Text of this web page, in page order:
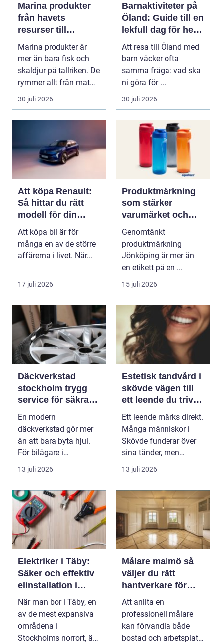
Marina produkter
från havets
resurser till
hållbara
upplevelser
Marina produkter är
mer än bara fisk och
skaldjur på tallriken. De
rymmer allt från mat
och hälsa ti...
30 juli 2026
Barnaktiviteter på
Öland: Guide till en
lekfull dag för hela
familjen
Att resa till Öland med
barn väcker ofta
samma fråga: vad ska
ni göra för ...
30 juli 2026
Att köpa Renault:
Så hittar du rätt
modell för din
vardag
Att köpa bil är för
många en av de större
affärerna i livet. När...
17 juli 2026
Produktmärkning
som stärker
varumärket och
förenklar vardagen
Genomtänkt
produktmärkning
Jönköping är mer än
en etikett på en ...
15 juli 2026
Däckverkstad
stockholm trygg
service för säkra
mil året runt
En modern
däckverkstad gör mer
än att bara byta hjul.
För bilägare i
Stockholm handlar
valet av däck...
13 juli 2026
Estetisk tandvård i
skövde vägen till
ett leende du trivs
med
Ett leende märks direkt.
Många människor i
Skövde funderar över
sina tänder, men
skjuter upp att gör...
13 juli 2026
Elektriker i Täby:
Säker och effektiv
elinstallation i
norrort
När man bor i Täby, en
av de mest expansiva
områdena i
Stockholms norrort, är
Målare malmö så
väljer du rätt
hantverkare för
hem och företag
Att anlita en
professionell målare
kan förvandla både
bostad och arbetsplats